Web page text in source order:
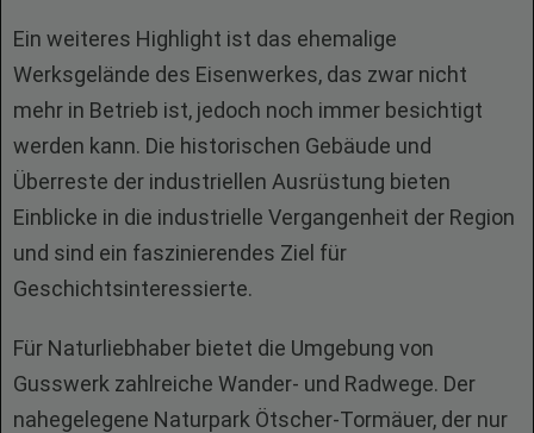
Ein weiteres Highlight ist das ehemalige
Werksgelände des Eisenwerkes, das zwar nicht
mehr in Betrieb ist, jedoch noch immer besichtigt
werden kann. Die historischen Gebäude und
Überreste der industriellen Ausrüstung bieten
Einblicke in die industrielle Vergangenheit der Region
und sind ein faszinierendes Ziel für
Geschichtsinteressierte.
Für Naturliebhaber bietet die Umgebung von
Gusswerk zahlreiche Wander- und Radwege. Der
nahegelegene Naturpark Ötscher-Tormäuer, der nur